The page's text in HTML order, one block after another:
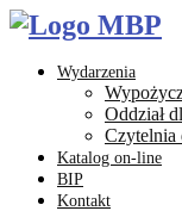
Wydarzenia
Oddział
Czytelnia
Katalog on-line
BIP
Kontakt